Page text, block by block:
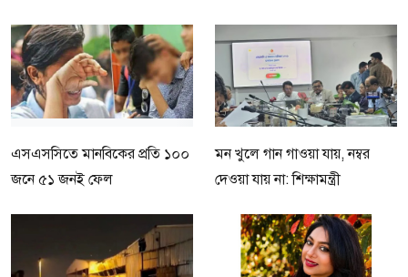
এসএসসিতে মানবিকের প্রতি ১০০
জনে ৫১ জনই ফেল
মন খুলে গান গাওয়া যায়, নম্বর
দেওয়া যায় না: শিক্ষামন্ত্রী